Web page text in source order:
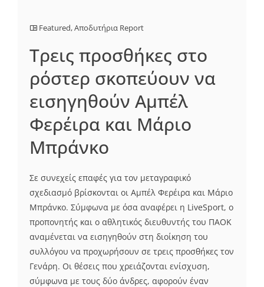
Featured,Αποδυτήρια Report
Τρεις προσθήκες στο
ρόστερ σκοπεύουν να
εισηγηθούν Αμπέλ
Φερέιρα και Μάριο
Μπράνκο
Σε συνεχείς επαφές για τον μεταγραφικό
σχεδιασμό βρίσκονται οι Αμπέλ Φερέιρα και Μάριο
Μπράνκο. Σύμφωνα με όσα αναφέρει η LiveSport, ο
προπονητής και ο αθλητικός διευθυντής του ΠΑΟΚ
αναμένεται να εισηγηθούν στη διοίκηση του
συλλόγου να προχωρήσουν σε τρεις προσθήκες τον
Γενάρη. Οι θέσεις που χρειάζονται ενίσχυση,
σύμφωνα με τους δύο άνδρες, αφορούν έναν